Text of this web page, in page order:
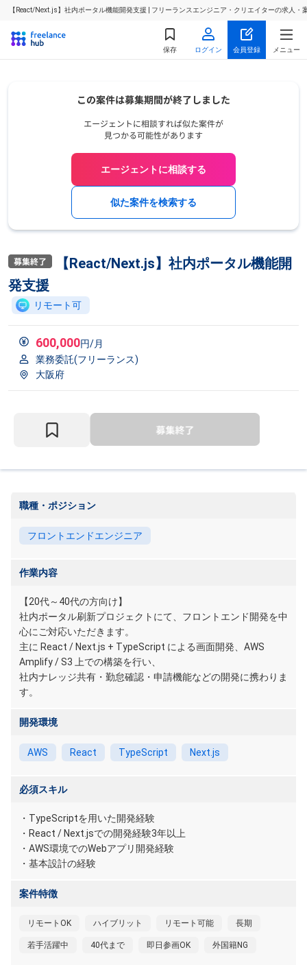
【React/Next.js】社内ポータル機能開発支援 | フリーランスエンジニア・クリエイターの求人・
保存 ログイン 会員登録 メニュー
エージェントに相談する
似た案件を検索する
【React/Next.js】社内ポータル機能開
発支援
リモート可
600,000円/月
業務委託(フリーランス)
大阪府
職種・ポジション
フロントエンドエンジニア
作業内容
【20代～40代の方向け】
社内ポータル刷新プロジェクトにて、フロントエンド開発を中
心にご対応いただきます。
主に React / Next.js + TypeScript による画面開発、AWS
Amplify / S3 上での構築を行い、
社内ナレッジ共有・勤怠確認・申請機能などの開発に携わりま
す。
開発環境
AWS React TypeScript Next.js
必須スキル
・TypeScriptを用いた開発経験
・React / Next.jsでの開発経験3年以上
・AWS環境でのWebアプリ開発経験
・基本設計の経験
案件特徴
リモートOK ハイブリット リモート可能 長期
若手活躍中 40代まで 即日参画OK 外国籍NG